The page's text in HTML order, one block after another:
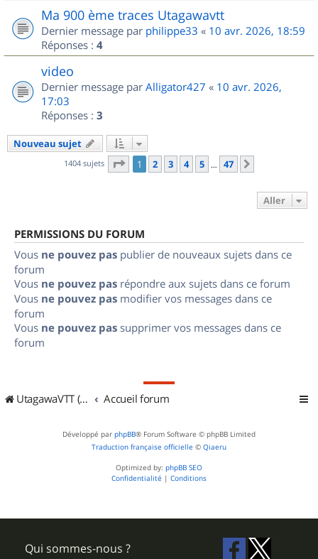
Ma 900 ème traces Utagawavtt
Dernier message par philippe33 « 10 avr. 2026, 18:59
Réponses : 4
video
Dernier message par Alligator427 « 10 avr. 2026,
17:03
Réponses : 3
Nouveau sujet
1404 sujets Page 1sur
1 2 3 4 5 … 47
Aller
PERMISSIONS DU FORUM
Vous ne pouvez pas publier de nouveaux sujets dans ce
forum
Vous ne pouvez pas répondre aux sujets dans ce forum
Vous ne pouvez pas modifier vos messages dans ce
forum
Vous ne pouvez pas supprimer vos messages dans ce
forum
UtagawaVTT (Randos VTT et VTTAE avec traces GPS) Accueil forum
Développé par phpBB® Forum Software © phpBB Limited
Traduction française officielle © Qiaeru
Optimized by: phpBB SEO
Confidentialité | Conditions
Qui sommes-nous ?